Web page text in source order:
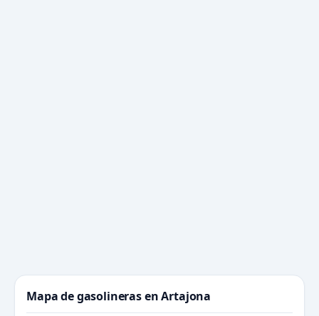
Mapa de gasolineras en Artajona